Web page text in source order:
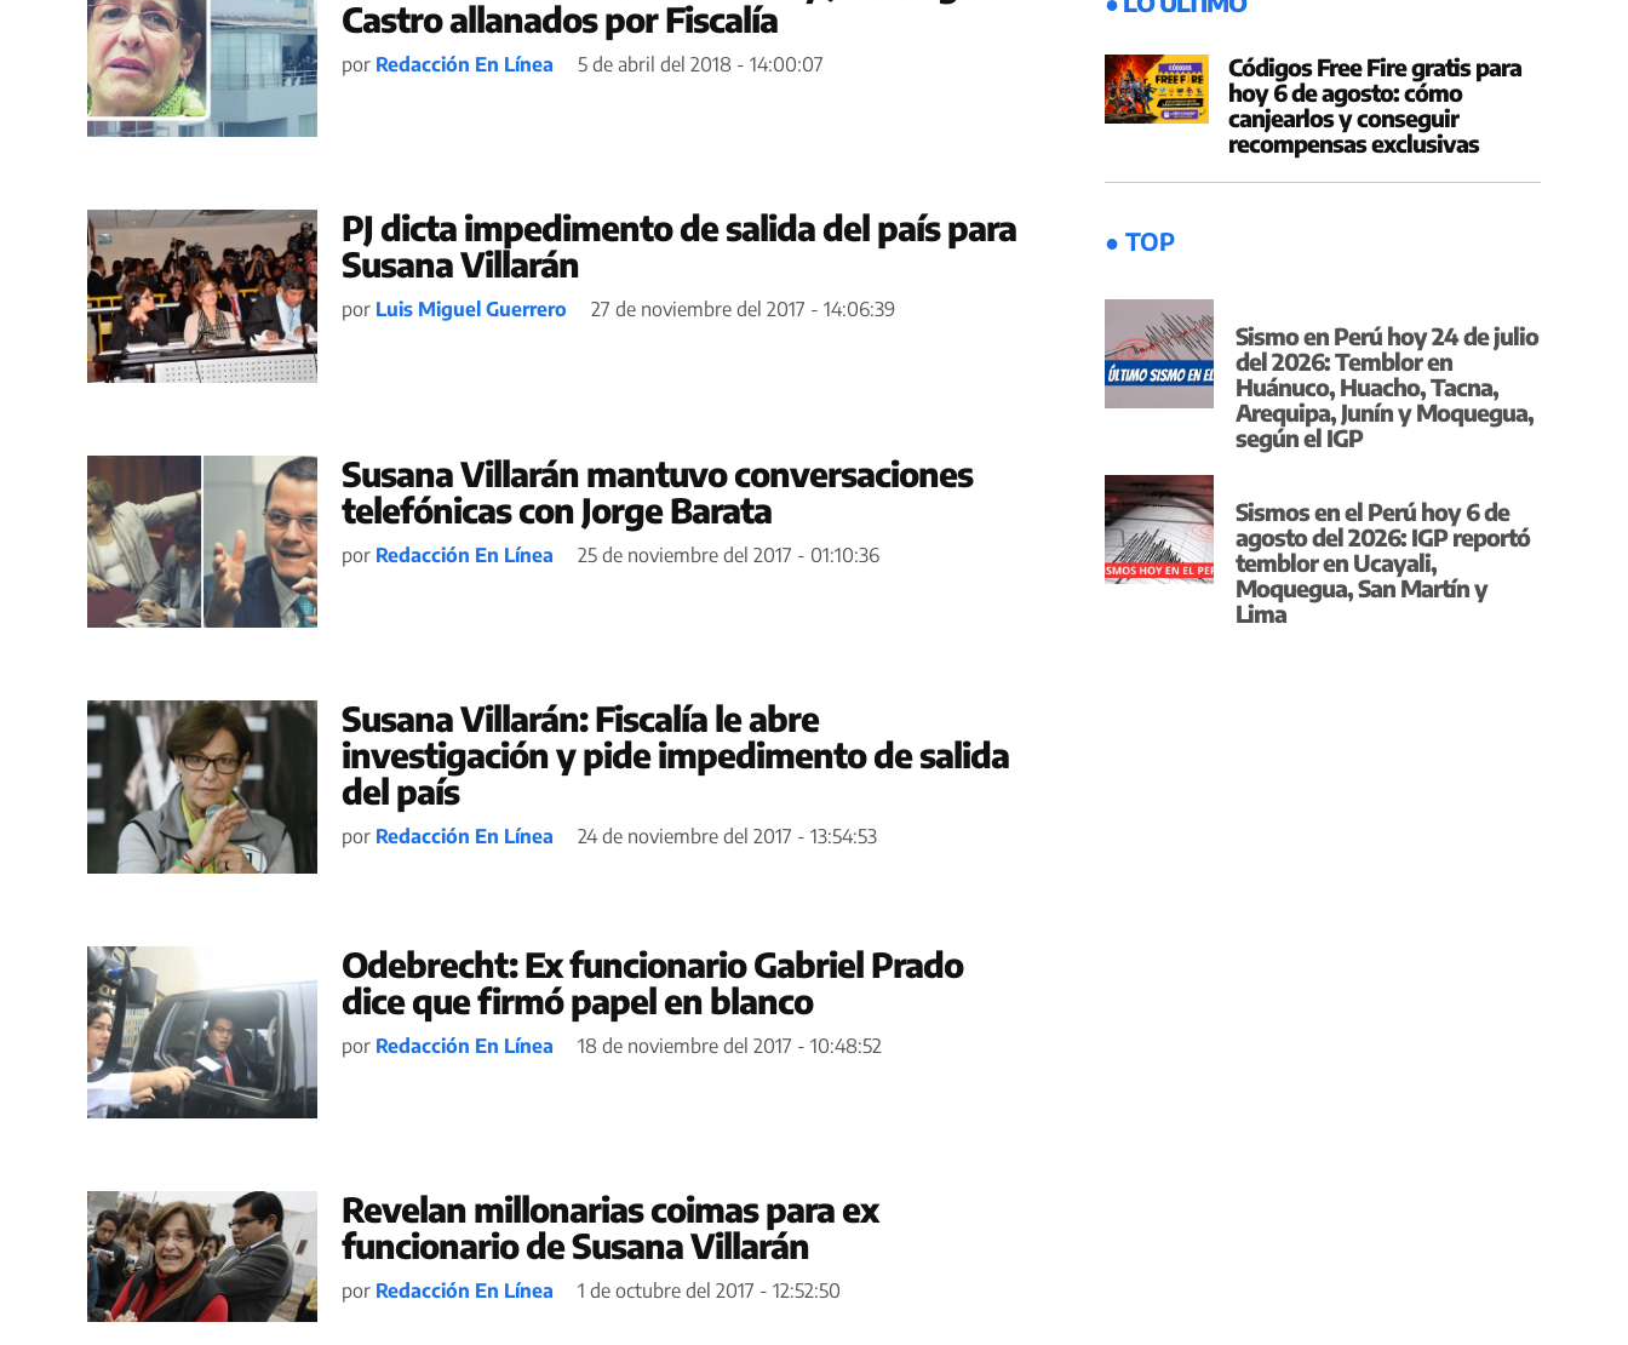
Castro allanados por Fiscalía
por Redacción En Línea 5 de abril del 2018 - 14:00:07
PJ dicta impedimento de salida del país para
Susana Villarán
por Luis Miguel Guerrero 27 de noviembre del 2017 - 14:06:39
Susana Villarán mantuvo conversaciones
telefónicas con Jorge Barata
por Redacción En Línea 25 de noviembre del 2017 - 01:10:36
Susana Villarán: Fiscalía le abre
investigación y pide impedimento de salida
del país
por Redacción En Línea 24 de noviembre del 2017 - 13:54:53
Odebrecht: Ex funcionario Gabriel Prado
dice que firmó papel en blanco
por Redacción En Línea 18 de noviembre del 2017 - 10:48:52
Revelan millonarias coimas para ex
funcionario de Susana Villarán
por Redacción En Línea 1 de octubre del 2017 - 12:52:50
Códigos Free Fire gratis para
hoy 6 de agosto: cómo
canjearlos y conseguir
recompensas exclusivas
● TOP
Sismo en Perú hoy 24 de julio
del 2026: Temblor en
Huánuco, Huacho, Tacna,
Arequipa, Junín y Moquegua,
según el IGP
Sismos en el Perú hoy 6 de
agosto del 2026: IGP reportó
temblor en Ucayali,
Moquegua, San Martín y
Lima